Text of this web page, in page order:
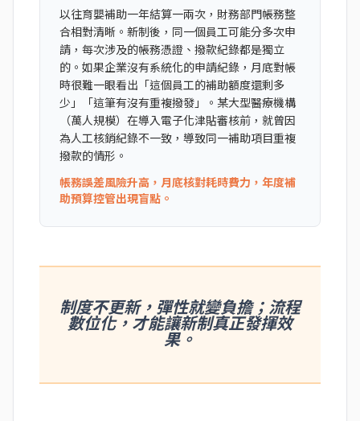
以往育嬰補助一年結算一兩次，財務部門帳務整
合相對清晰。新制後，同一個員工可能分多次申
請，每次涉及的帳務憑證、撥款紀錄都是獨立
的。如果企業沒有系統化的申請紀錄，月底對帳
時很難一眼看出「這個員工的補助額度還剩多
少」「這筆有沒有重複撥發」。某大型醫療機構
（萬人規模）在導入電子化津貼審核前，就曾因
為人工核銷紀錄不一致，導致同一補助項目重複
撥款的情形。
帳務誤差風險升高，月底核對耗時費力，年度補
助預算控管出現盲點。
制度不更新，彈性就變負擔；流程
數位化，才能讓新制真正發揮效
果。